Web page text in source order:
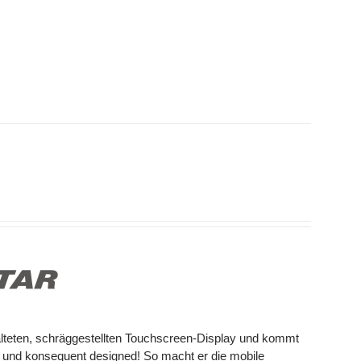
schräggestellten Touchscreen-Display und kommt
konsequent designed! So macht er die mobile